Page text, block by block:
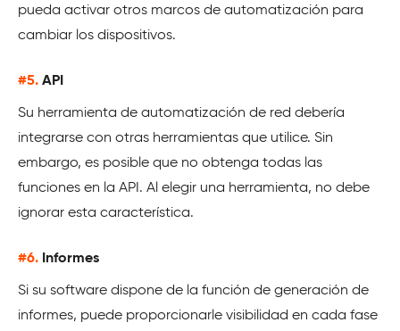
pueda activar otros marcos de automatización para
cambiar los dispositivos.
#5. API
Su herramienta de automatización de red debería
integrarse con otras herramientas que utilice. Sin
embargo, es posible que no obtenga todas las
funciones en la API. Al elegir una herramienta, no debe
ignorar esta característica.
#6. Informes
Si su software dispone de la función de generación de
informes, puede proporcionarle visibilidad en cada fase